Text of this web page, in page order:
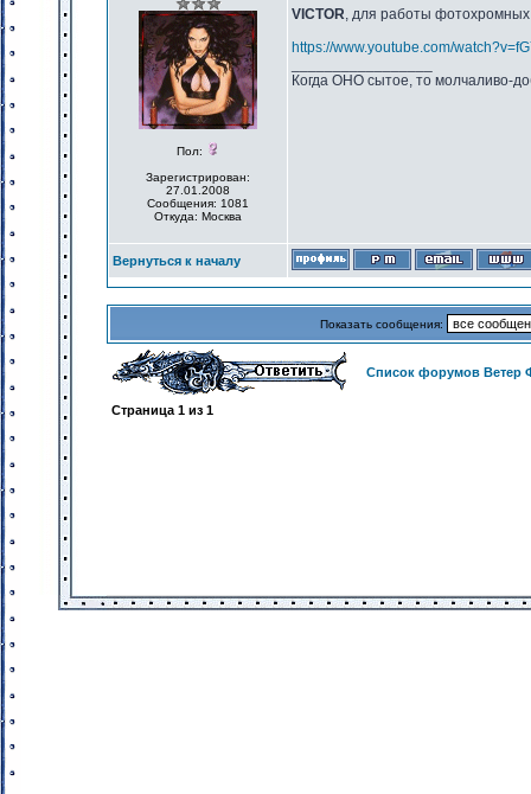
Пол:
Зарегистрирован:
27.01.2008
Сообщения: 1081
Откуда: Москва
VICTOR, для работы
https://www.youtube.com/
Когда ОНО сытое, то молчаливо-
Вернуться к началу
Показать сообщения:
Список форумов Ветер
Страница 1 из 1